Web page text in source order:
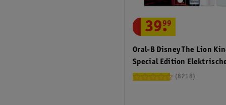
Oral-B Disney The Lion
Special Edition
Tandenborstel
39.
99
8218